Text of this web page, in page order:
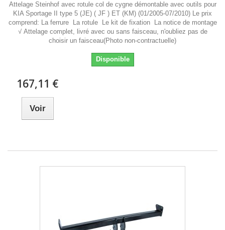
Attelage Steinhof avec rotule col de cygne démontable avec outils pour
KIA Sportage II type 5 (JE) ( JF ) ET (KM) (01/2005-07/2010) Le prix
comprend: La ferrure La rotule Le kit de fixation La notice de montage
√ Attelage complet, livré avec ou sans faisceau, n'oubliez pas de
choisir un faisceau(Photo non-contractuelle)
Disponible
167,11 €
Voir